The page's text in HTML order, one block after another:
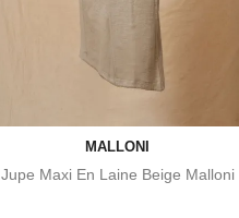
MALLONI
Jupe Maxi En Laine Beige Malloni